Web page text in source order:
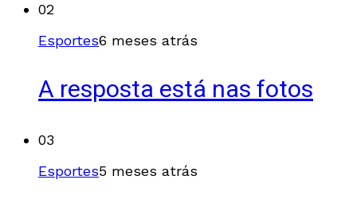
02
Esportes6 meses atrás
A resposta está nas fotos
03
Esportes5 meses atrás